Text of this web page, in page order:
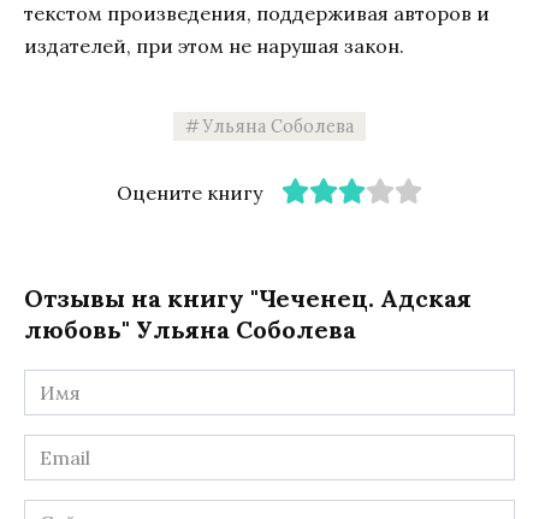
текстом произведения, поддерживая авторов и
издателей, при этом не нарушая закон.
Ульяна Соболева
Оцените книгу
Отзывы на книгу "Чеченец. Адская
любовь" Ульяна Соболева
Имя
*
Email
*
Сайт